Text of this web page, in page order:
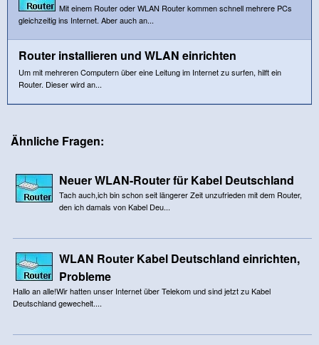
Mit einem Router oder WLAN Router kommen schnell mehrere PCs
gleichzeitig ins Internet. Aber auch an...
Router installieren und WLAN einrichten
Um mit mehreren Computern über eine Leitung im Internet zu surfen, hilft ein
Router. Dieser wird an...
Ähnliche Fragen:
Neuer WLAN-Router für Kabel Deutschland
Tach auch,ich bin schon seit längerer Zeit unzufrieden mit dem Router,
den ich damals von Kabel Deu...
WLAN Router Kabel Deutschland einrichten,
Probleme
Hallo an alle!Wir hatten unser Internet über Telekom und sind jetzt zu Kabel
Deutschland gewechelt....